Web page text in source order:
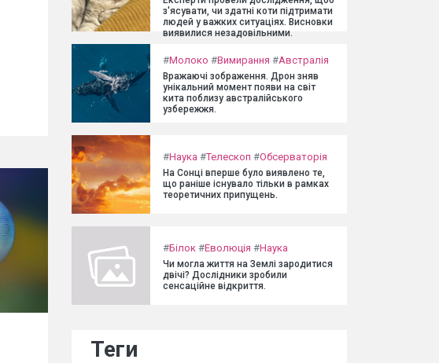
з'ясувати, чи здатні коти підтримати
людей у важких ситуаціях. Висновки
виявилися незадовільними.
#Молоко #Вимирання #Австралія
Вражаючі зображення. Дрон зняв
унікальний момент появи на світ
кита поблизу австралійського
узбережжя.
#Наука #Телескоп #Обсерваторія
На Сонці вперше було виявлено те,
що раніше існувало тільки в рамках
теоретичних припущень.
#Білок #Еволюція #Наука
Чи могла життя на Землі зародитися
двічі? Дослідники зробили
сенсаційне відкриття.
Теги